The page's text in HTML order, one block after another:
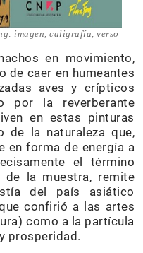
imagen, caligrafía, verso
en movimiento,
de caer en humeantes
aves y crípticos
por la reverberante
en estas pinturas
de la naturaleza que,
en forma de energía a
el término
la muestra, remite
del país asiático
confirió a las artes
como a la partícula
prosperidad.